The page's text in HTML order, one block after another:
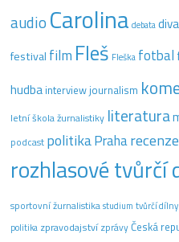
audio Carolina debata
festival film Fleš Fleška fotbal
hudba interview journalism
letní škola žurnalistiky literatura
podcast politikaPraharecenze
rozhlasové tvůrčí
sportovní žurnalistika studium tvůrčí dílny
politika zpravodajstvízprávyČeská